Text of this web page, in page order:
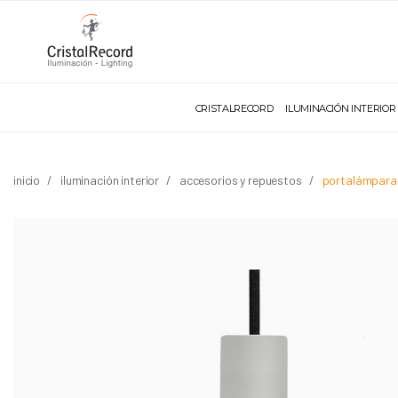
CRISTALRECORD ILUMINACIÓN INTERIOR
inicio iluminación interior accesorios y repuestos